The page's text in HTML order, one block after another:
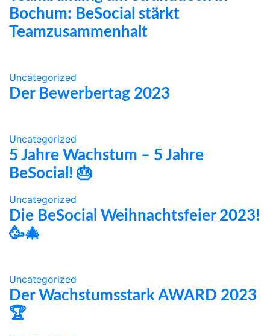
Bochum: BeSocial stärkt
Teamzusammenhalt
Uncategorized
Der Bewerbertag 2023
Uncategorized
5 Jahre Wachstum – 5 Jahre
BeSocial! 🎂
Uncategorized
Die BeSocial Weihnachtsfeier 2023!
🥳🎄
Uncategorized
Der Wachstumsstark AWARD 2023
🏆